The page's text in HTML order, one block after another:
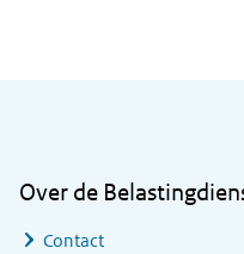
Over de
Contact